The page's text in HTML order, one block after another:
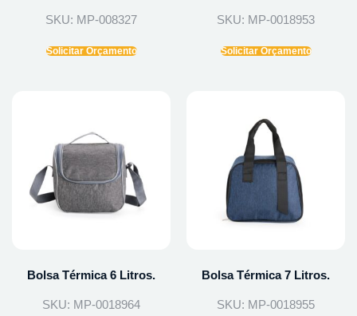
SKU: MP-008327
Solicitar Orçamento
SKU: MP-0018953
Solicitar Orçamento
Bolsa Térmica 6 Litros.
SKU: MP-0018964
Bolsa Térmica 7 Litros.
SKU: MP-0018955